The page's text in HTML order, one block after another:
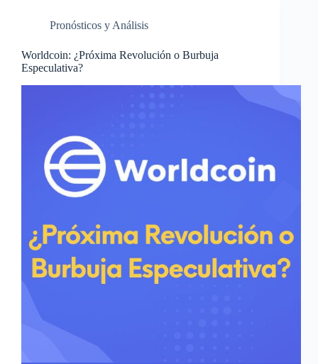
Pronósticos y Análisis
Worldcoin: ¿Próxima Revolución o Burbuja
Especulativa?